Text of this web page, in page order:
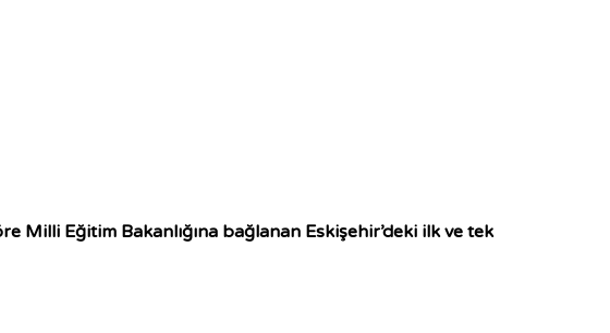
Milli Eğitim Bakanlığına bağlanan Eskişehir’deki ilk ve tek